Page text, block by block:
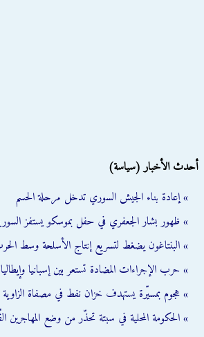
أحدث الأخبار (سياسة)
» إعادة بناء الجيش السوري تدخل مرحلة الحسم
» ظهور بشار الجعفري في حفل بموسكو يستفز
» البنتاغون يضغط لتسريع إنتاج الأسلحة وسط
» حرب الإجراءات المضادة تستعر بين إسبانيا وإيطاليا
» هجوم بمسيّرة يستهدف خزان نفط في مصفاة الزاوية
» الحكومة المحلية في سبتة تحذّر من وضع المهاجرين